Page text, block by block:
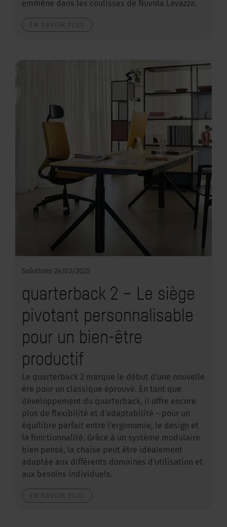
emmène dans les coulisses de Nuvola Lavazza.
Solutions 24/03/2025
quarterback 2 – Le siège
pivotant personnalisable
pour un bien-être
productif
Le quarterback 2 marque le début d'une nouvelle
ère pour un classique éprouvé. En tant que
développement du quarterback, il offre encore
plus de flexibilité et d'adaptabilité – pour un
équilibre parfait entre l'ergonomie, le design et
la fonctionnalité. Grâce à un système modulaire
bien pensé, la chaise peut être idéalement
adaptée aux différents domaines d'utilisation et
aux besoins individuels.